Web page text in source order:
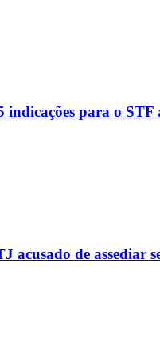
indicações para o STF
acusado de assediar